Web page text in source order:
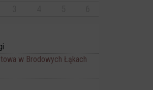
w Brodowych Łąkach